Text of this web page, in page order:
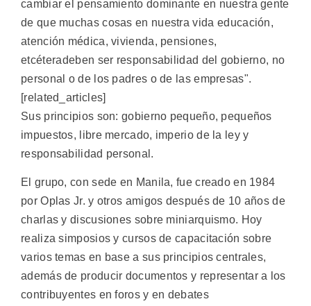
cambiar el pensamiento dominante en nuestra gente
de que muchas cosas en nuestra vida educación,
atención médica, vivienda, pensiones,
etcéteradeben ser responsabilidad del gobierno, no
personal o de los padres o de las empresas".
[related_articles]
Sus principios son: gobierno pequeño, pequeños
impuestos, libre mercado, imperio de la ley y
responsabilidad personal.
El grupo, con sede en Manila, fue creado en 1984
por Oplas Jr. y otros amigos después de 10 años de
charlas y discusiones sobre miniarquismo. Hoy
realiza simposios y cursos de capacitación sobre
varios temas en base a sus principios centrales,
además de producir documentos y representar a los
contribuyentes en foros y en debates